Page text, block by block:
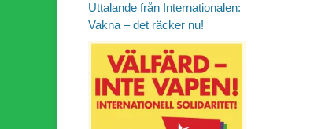
Uttalande från Internationalen:
Vakna – det räcker nu!